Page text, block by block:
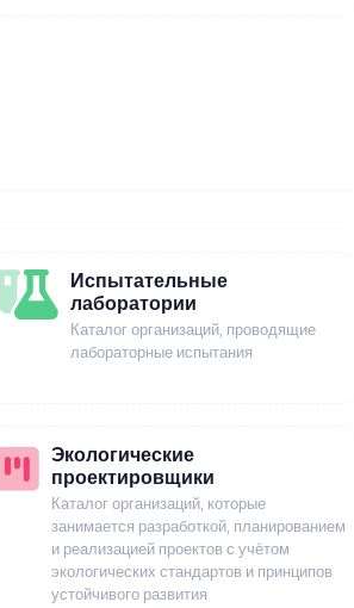
Испытательные
лаборатории
Каталог организаций, проводящие
лабораторные испытания
Экологические
проектировщики
Каталог организаций, которые
занимается разработкой, планированием
и реализацией проектов с учётом
экологических стандартов и принципов
устойчивого развития